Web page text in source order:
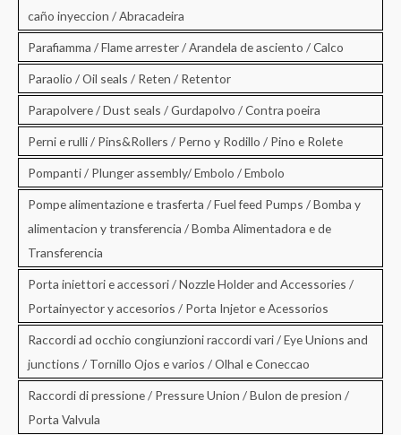
caño inyeccion / Abracadeira
Parafiamma / Flame arrester / Arandela de asciento / Calco
Paraolio / Oil seals / Reten / Retentor
Parapolvere / Dust seals / Gurdapolvo / Contra poeira
Perni e rulli / Pins&Rollers / Perno y Rodillo / Pino e Rolete
Pompanti / Plunger assembly/ Embolo / Embolo
Pompe alimentazione e trasferta / Fuel feed Pumps / Bomba y
alimentacion y transferencia / Bomba Alimentadora e de
Transferencia
Porta iniettori e accessori / Nozzle Holder and Accessories /
Portainyector y accesorios / Porta Injetor e Acessorios
Raccordi ad occhio congiunzioni raccordi vari / Eye Unions and
junctions / Tornillo Ojos e varios / Olhal e Coneccao
Raccordi di pressione / Pressure Union / Bulon de presion /
Porta Valvula